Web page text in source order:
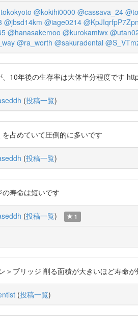
@kokihi0000 @cassava_24
@jbsd14km @iage0214
@hanasakemoo @kurokamiwx
@ra_worth @sakuradental
10年後の生存率は大体半分程度です
(投稿一覧)
占めていて圧倒的に多いです
(投稿一覧)
寿命は短いです
(投稿一覧) 1
＞ブリッジ 削る面積が大きいほど寿命
(投稿一覧)